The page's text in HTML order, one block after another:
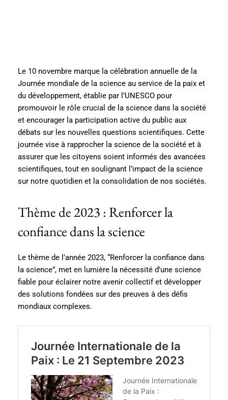
Le 10 novembre marque la célébration annuelle de la
Journée mondiale de la science au service de la paix et
du développement, établie par l’UNESCO pour
promouvoir le rôle crucial de la science dans la société
et encourager la participation active du public aux
débats sur les nouvelles questions scientifiques. Cette
journée vise à rapprocher la science de la société et à
assurer que les citoyens soient informés des avancées
scientifiques, tout en soulignant l’impact de la science
sur notre quotidien et la consolidation de nos sociétés​​.
Thème de 2023 : Renforcer la
confiance dans la science
Le thème de l’année 2023, “Renforcer la confiance dans
la science”, met en lumière la nécessité d’une science
fiable pour éclairer notre avenir collectif et développer
des solutions fondées sur des preuves à des défis
mondiaux complexes​​.